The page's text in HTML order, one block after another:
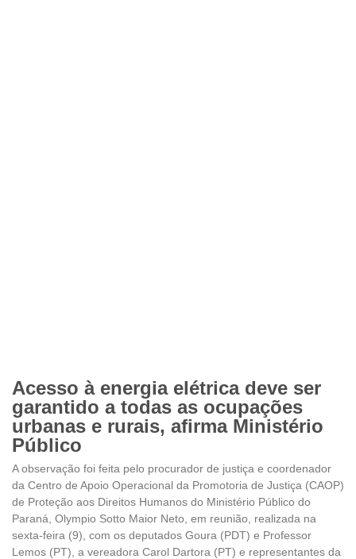
Acesso à energia elétrica deve ser
garantido a todas as ocupações
urbanas e rurais, afirma Ministério
Público
A observação foi feita pelo procurador de justiça e coordenador
da Centro de Apoio Operacional da Promotoria de Justiça (CAOP)
de Proteção aos Direitos Humanos do Ministério Público do
Paraná, Olympio Sotto Maior Neto, em reunião, realizada na
sexta-feira (9), com os deputados Goura (PDT) e Professor
Lemos (PT), a vereadora Carol Dartora (PT) e representantes da